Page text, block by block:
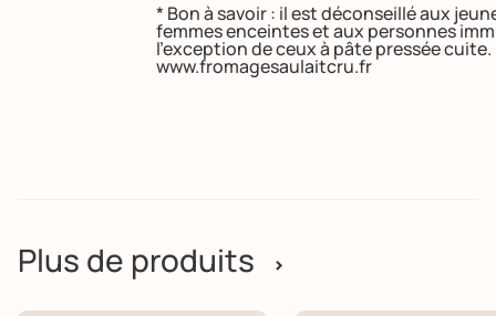
* Bon à savoir : il est déconseillé aux
femmes enceintes et aux personnes
l’exception de ceux à pâte pressée
www.fromagesaulaitcru.fr
Plus de produits >